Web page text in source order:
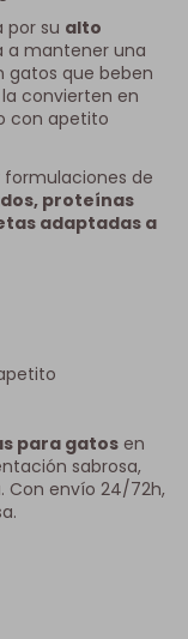
por su alto
a mantener una
gatos que beben
convierten en
con apetito
de
proteínas
adaptadas a
para gatos en
sabrosa,
Con envío 24/72h,